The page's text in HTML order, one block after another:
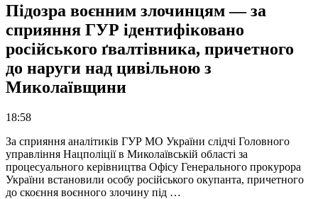
Підозра воєнним злочинцям — за
сприяння ГУР ідентифіковано
російського ґвалтівника, причетного
до наруги над цивільною з
Миколаївщини
18:58
За сприяння аналітиків ГУР МО України слідчі Головного
управління Нацполіції в Миколаївській області за
процесуального керівництва Офісу Генерального прокурора
України встановили особу російського окупанта, причетного
до скоєння воєнного злочину під …